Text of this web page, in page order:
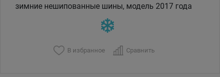
зимние нешипованные шины, модель 2017 года
В избранное Сравнить